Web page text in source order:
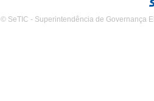
© SeTIC - Superintendência de Governança